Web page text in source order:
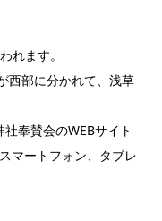
れます。
西部に分かれて、浅草
奉賛会のWEBサイト
マートフォン、タブレ